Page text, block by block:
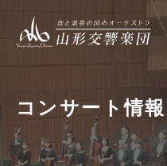
コンサート情報